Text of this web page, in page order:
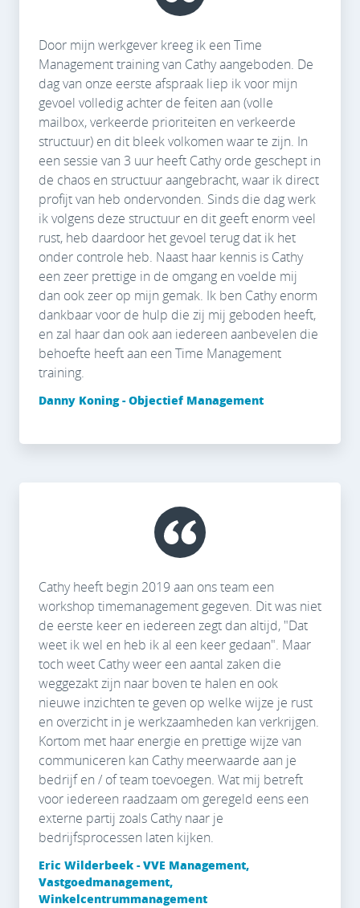
Door mijn werkgever kreeg ik een Time
Management training van Cathy aangeboden. De
dag van onze eerste afspraak liep ik voor mijn
gevoel volledig achter de feiten aan (volle
mailbox, verkeerde prioriteiten en verkeerde
structuur) en dit bleek volkomen waar te zijn. In
een sessie van 3 uur heeft Cathy orde geschept in
de chaos en structuur aangebracht, waar ik direct
profijt van heb ondervonden. Sinds die dag werk
ik volgens deze structuur en dit geeft enorm veel
rust, heb daardoor het gevoel terug dat ik het
onder controle heb. Naast haar kennis is Cathy
een zeer prettige in de omgang en voelde mij
dan ook zeer op mijn gemak. Ik ben Cathy enorm
dankbaar voor de hulp die zij mij geboden heeft,
en zal haar dan ook aan iedereen aanbevelen die
behoefte heeft aan een Time Management
training.
Danny Koning - Objectief Management
Cathy heeft begin 2019 aan ons team een
workshop timemanagement gegeven. Dit was niet
de eerste keer en iedereen zegt dan altijd, "Dat
weet ik wel en heb ik al een keer gedaan". Maar
toch weet Cathy weer een aantal zaken die
weggezakt zijn naar boven te halen en ook
nieuwe inzichten te geven op welke wijze je rust
en overzicht in je werkzaamheden kan verkrijgen.
Kortom met haar energie en prettige wijze van
communiceren kan Cathy meerwaarde aan je
bedrijf en / of team toevoegen. Wat mij betreft
voor iedereen raadzaam om geregeld eens een
externe partij zoals Cathy naar je
bedrijfsprocessen laten kijken.
Eric Wilderbeek - VVE Management,
Vastgoedmanagement,
Winkelcentrummanagement